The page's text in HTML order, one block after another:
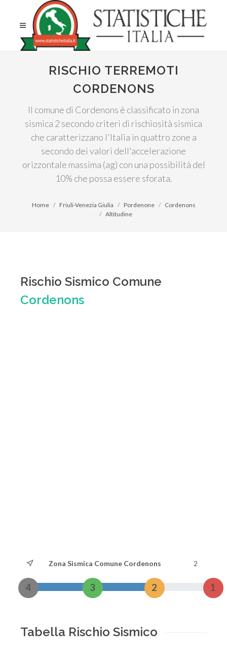
RISCHIO TERREMOTI
CORDENONS
Il comune di Cordenons è classificato in zona
sismica 2 secondo criteri di rischiosità sismica
che caratterizzano l'Italia in quattro zone a
secondo dei valori dell'accelerazione
orizzontale massima (ag) con una possibilità del
10% che possa essere sforata.
Home Friuli-Venezia Giulia Pordenone
Cordenons
Altitudine
Rischio Sismico Comune
Cordenons
Zona Sismica Comune Cordenons 2
4 3 2 1
Tabella Rischio Sismico